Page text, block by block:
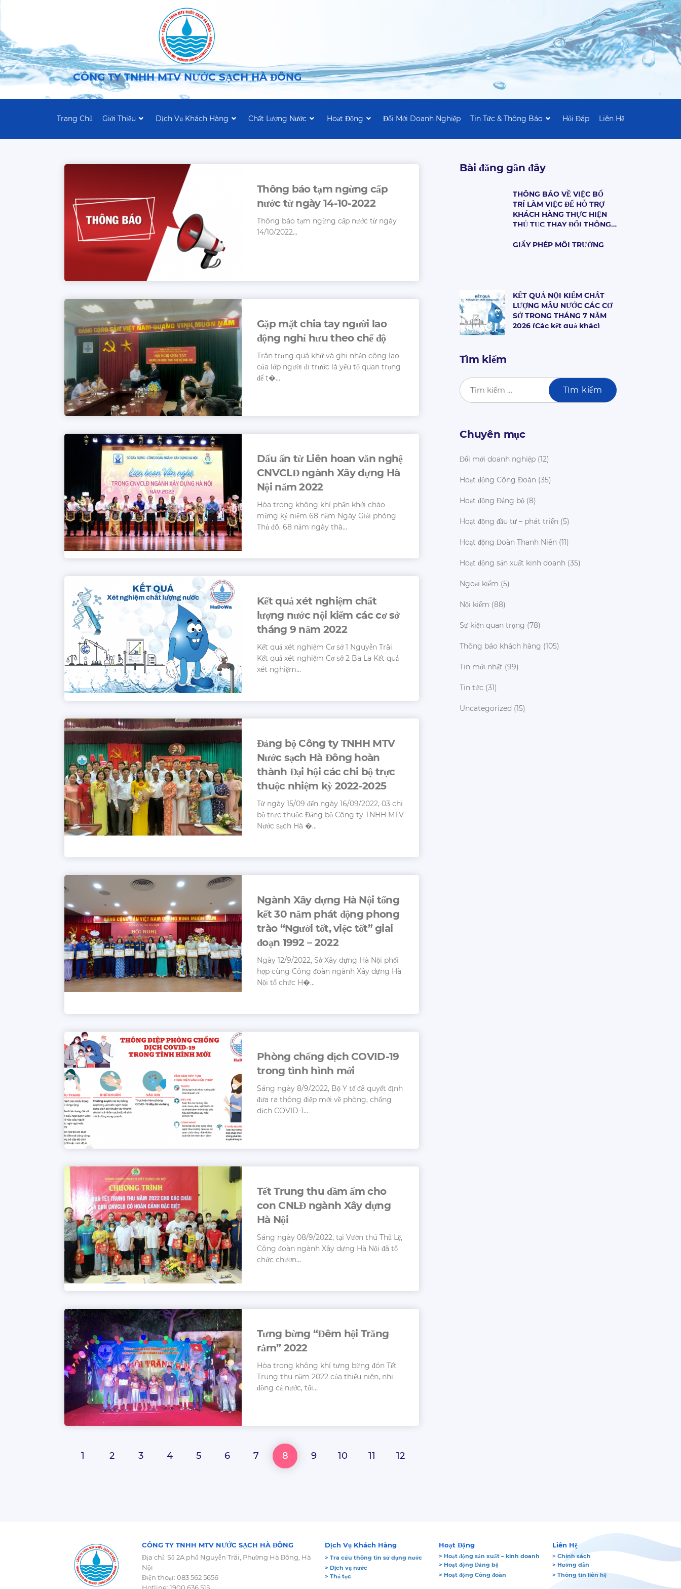
CÔNG TY TNHH MTV NƯỚC SẠCH HÀ ĐÔNG
Trang Chủ Giới Thiệu Dịch Vụ Khách Hàng Chất Lượng Nước Hoạt Động Đổi Mới Doanh Nghiệp Tin Tức & Thông Báo Hỏi Đáp Liên Hệ
Thông báo tạm ngừng cấp
nước từ ngày 14-10-2022
Thông báo tạm ngừng cấp nước từ ngày
14/10/2022...
Gặp mặt chia tay người lao
động nghỉ hưu theo chế độ
Trân trọng quá khứ và ghi nhận công lao
của lớp người đi trước là yếu tố quan trọng
để t�...
Dấu ấn từ Liên hoan văn nghệ
CNVCLĐ ngành Xây dựng Hà
Nội năm 2022
Hòa trong không khí phấn khởi chào
mừng kỷ niệm 68 năm Ngày Giải phóng
Thủ đô, 68 năm ngày thà...
Kết quả xét nghiệm chất
lượng nước nội kiểm các cơ sở
tháng 9 năm 2022
Kết quả xét nghiệm Cơ sở 1 Nguyễn Trãi
Kết quả xét nghiệm Cơ sở 2 Ba La Kết quả
xét nghiệm...
Đảng bộ Công ty TNHH MTV
Nước sạch Hà Đông hoàn
thành Đại hội các chi bộ trực
thuộc nhiệm kỳ 2022-2025
Từ ngày 15/09 đến ngày 16/09/2022, 03 chi
bộ trực thuộc Đảng bộ Công ty TNHH MTV
Nước sạch Hà �...
Ngành Xây dựng Hà Nội tổng
kết 30 năm phát động phong
trào “Người tốt, việc tốt” giai
đoạn 1992 – 2022
Ngày 12/9/2022, Sở Xây dựng Hà Nội phối
hợp cùng Công đoàn ngành Xây dựng Hà
Nội tổ chức H�...
Phòng chống dịch COVID-19
trong tình hình mới
Sáng ngày 8/9/2022, Bộ Y tế đã quyết định
đưa ra thông điệp mới về phòng, chống
dịch COVID-1...
Tết Trung thu đầm ấm cho
con CNLĐ ngành Xây dựng
Hà Nội
Sáng ngày 08/9/2022, tại Vườn thú Thủ Lệ,
Công đoàn ngành Xây dựng Hà Nội đã tổ
chức chươn...
Tưng bừng “Đêm hội Trăng
rằm” 2022
Hòa trong không khí tưng bừng đón Tết
Trung thu năm 2022 của thiếu niên, nhi
đồng cả nước, tối...
1 2 3 4 5 6 7 8 9 10 11 12
Bài đăng gần đây
THÔNG BÁO VỀ VIỆC BỐ
TRÍ LÀM VIỆC ĐỂ HỖ TRỢ
KHÁCH HÀNG THỰC HIỆN
THỦ TỤC THAY ĐỔI THÔNG
CẤP NƯỚC
GIẤY PHÉP MÔI TRƯỜNG
KẾT QUẢ NỘI KIỂM CHẤT
LƯỢNG MẪU NƯỚC CÁC CƠ
SỞ TRONG THÁNG 7 NĂM
2026 (Các kết quả khác)
Tìm kiếm
Chuyên mục
Đổi mới doanh nghiệp (12)
Hoạt động Công Đoàn (35)
Hoạt động Đảng bộ (8)
Hoạt động đầu tư – phát triển (5)
Hoạt động Đoàn Thanh Niên (11)
Hoạt động sản xuất kinh doanh (35)
Ngoại kiểm (5)
Nội kiểm (88)
Sự kiện quan trọng (78)
Thông báo khách hàng (105)
Tin mới nhất (99)
Tin tức (31)
Uncategorized (15)
CÔNG TY TNHH MTV NƯỚC SẠCH HÀ ĐÔNG
Địa chỉ: Số 2A phố Nguyễn Trãi, Phường Hà Đông, Hà
Nội
Điện thoại: 083 562 5656
Hotline: 1900 636 515
Dịch Vụ Khách Hàng
> Tra cứu thông tin sử dụng nước
> Dịch vụ nước
> Thủ tục
Hoạt Động
> Hoạt động sản xuất – kinh doanh
> Hoạt động Đảng bộ
> Hoạt động Công đoàn
Liên Hệ
> Chính sách
> Hướng dẫn
> Thông tin liên hệ